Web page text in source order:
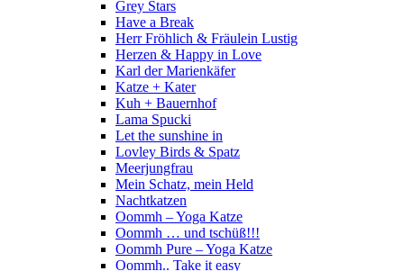
Grey Stars
Have a Break
Herr Fröhlich & Fräulein Lustig
Herzen & Happy in Love
Karl der Marienkäfer
Katze + Kater
Kuh + Bauernhof
Lama Spucki
Let the sunshine in
Lovley Birds & Spatz
Meerjungfrau
Mein Schatz, mein Held
Nachtkatzen
Oommh – Yoga Katze
Oommh … und tschüß!!!
Oommh Pure – Yoga Katze
Oommh.. Take it easy